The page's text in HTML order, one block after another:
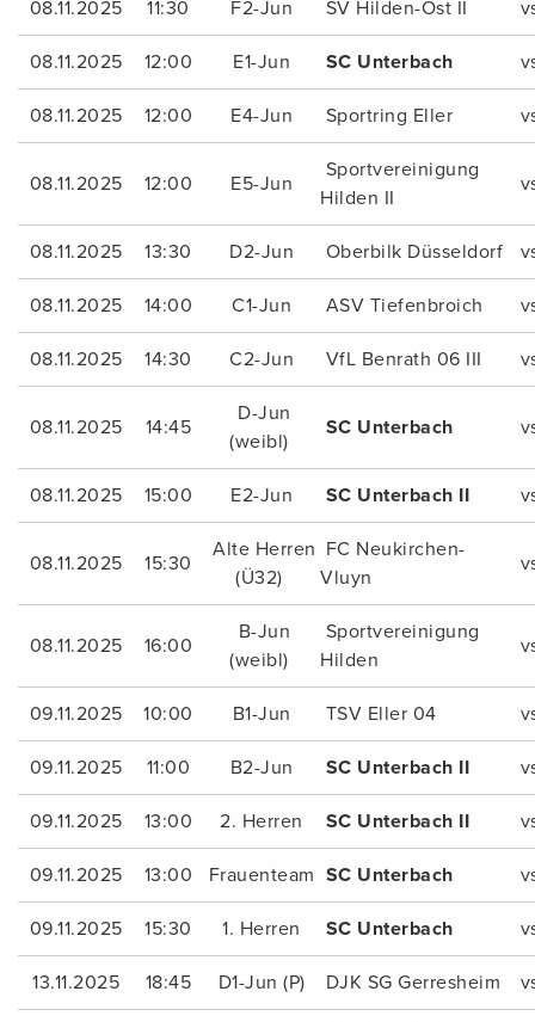
08.11.2025 11:30 F2-Jun SV Hilden-Ost II
08.11.2025 12:00 E1-Jun SC Unterbach
08.11.2025 12:00 E4-Jun Sportring Eller
08.11.2025 12:00 E5-Jun
Sportvereinigung
Hilden II
08.11.2025 13:30 D2-Jun Oberbilk Düsseldorf
08.11.2025 14:00 C1-Jun ASV Tiefenbroich
08.11.2025 14:30 C2-Jun VfL Benrath 06 III
08.11.2025 14:45
D-Jun
(weibl)
SC Unterbach
08.11.2025 15:00 E2-Jun SC Unterbach II
08.11.2025 15:30
Alte Herren
(Ü32)
FC Neukirchen-
Vluyn
08.11.2025 16:00
B-Jun
(weibl)
Sportvereinigung
Hilden
09.11.2025 10:00 B1-Jun TSV Eller 04
09.11.2025 11:00 B2-Jun SC Unterbach II
09.11.2025 13:00 2. Herren SC Unterbach II
09.11.2025 13:00 Frauenteam SC Unterbach
09.11.2025 15:30 1. Herren SC Unterbach
13.11.2025 18:45 D1-Jun (P) DJK SG Gerresheim